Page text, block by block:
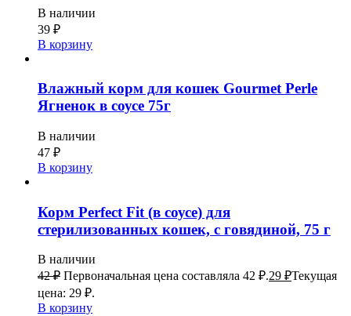
В наличии
39 ₽
В корзину
Влажный корм для кошек Gourmet Perle
Ягненок в соусе 75г
В наличии
47 ₽
В корзину
Корм Perfect Fit (в соусе) для
стерилизованных кошек, с говядиной, 75 г
В наличии
42₽ Первоначальная цена составляла 42 ₽.29 ₽Текущая
цена: 29 ₽.
В корзину